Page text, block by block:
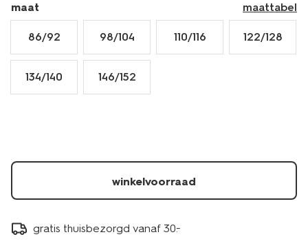
maat maattabel
86/92 98/104 110/116 122/128
134/140 146/152
winkelvoorraad
gratis thuisbezorgd vanaf 30.-